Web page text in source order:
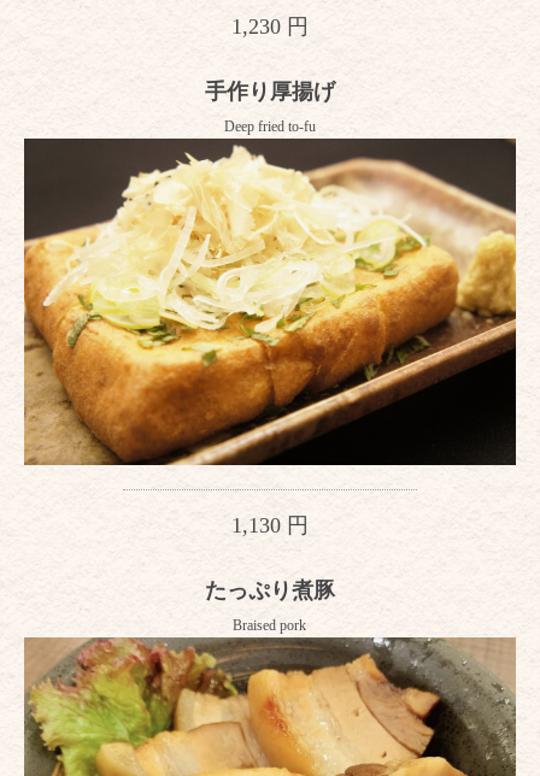
1,230 円
手作り厚揚げ
Deep fried to-fu
1,130 円
たっぷり煮豚
Braised pork